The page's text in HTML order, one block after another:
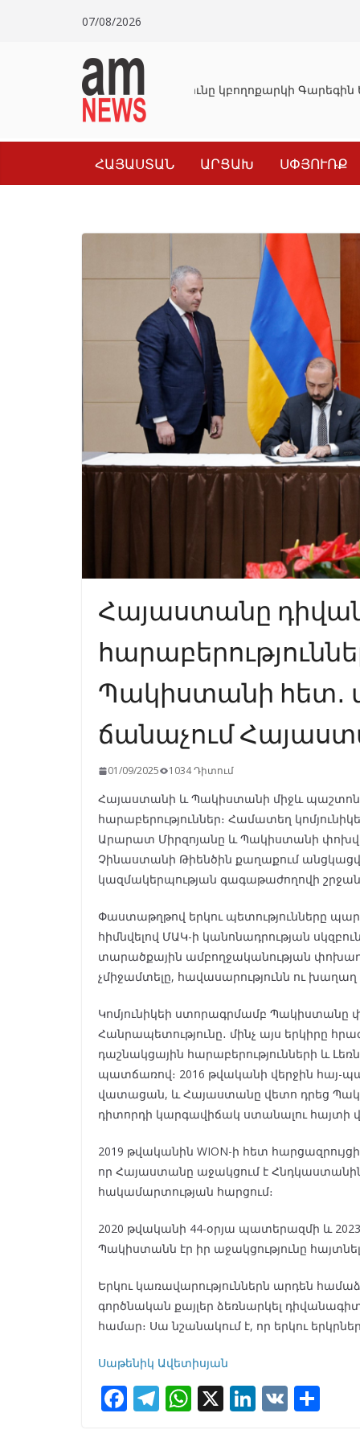
07/08/2026
Դատախազությունը կբողոքարկի Գարեգին
ՀԱՅԱՍՏԱՆ ԱՐՑԱԽ ՍՓՅՈՒՌՔ
Հայաստանը
Պակիստանի հետ․
ճանաչում
01/09/2025 1034 Դիտում
Հայաստանի և Պակիստանի միջև
հարաբերություններ։ Համատեղ
Արարատ Միրզոյանը և Պակիստանի
Չինաստանի Թիենծին քաղաքում
կազմակերպության գագաթաժողովի
Փաստաթղթով երկու պետությունները
հիմնվելով ՄԱԿ-ի կանոնադրության
տարածքային ամբողջականության
չմիջամտելը, հավասարությունն ու խաղաղ
Կոմյունիկեի ստորագրմամբ
Հանրապետությունը․ մինչ այս երկիրը
դաշնակցային հարաբերությունների և
պատճառով։ 2016 թվականի վերջին հայ-
վատացան, և Հայաստանը վետո դրեց
դիտորդի կարգավիճակ ստանալու հայտի
2019 թվականին WION-ի հետ
որ Հայաստանը աջակցում է
հակամարտության հարցում։
2020 թվականի 44-օրյա պատերազմի և
Պակիստանն էր իր աջակցությունը
Երկու կառավարություններն արդեն
գործնական քայլեր ձեռնարկել
համար։ Սա նշանակում է, որ երկու
Սաթենիկ Ավետիսյան
F T W X Li V